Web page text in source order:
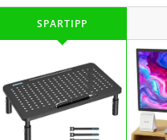
EckschreibtischeTest
Test